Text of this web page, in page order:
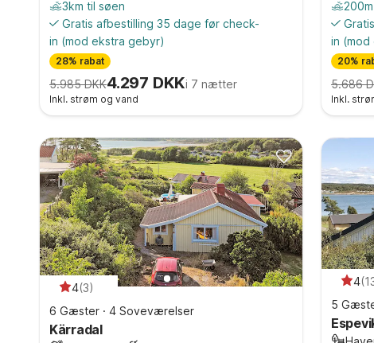
3km til søen
Gratis afbestilling 35 dage før check-
in (mod ekstra gebyr)
28% rabat
5.985 DKK4.297 DKKi 7 nætter
Inkl. strøm og vand
in (mod
20%
5.686
Inkl.
4(3)
6 Gæster · 4 Soveværelser
Kärradal
4(
5